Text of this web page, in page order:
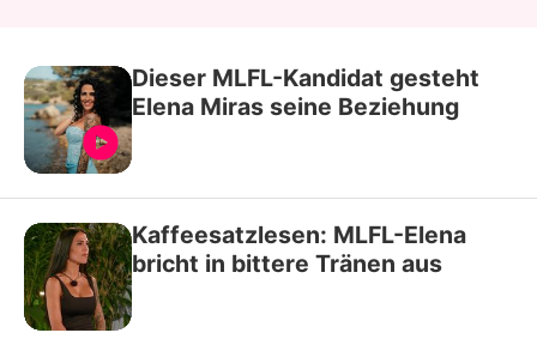
Dieser MLFL-Kandidat gesteht
Elena Miras seine Beziehung
Kaffeesatzlesen: MLFL-Elena
bricht in bittere Tränen aus